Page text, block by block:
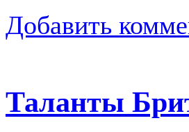
Добавить
Таланты